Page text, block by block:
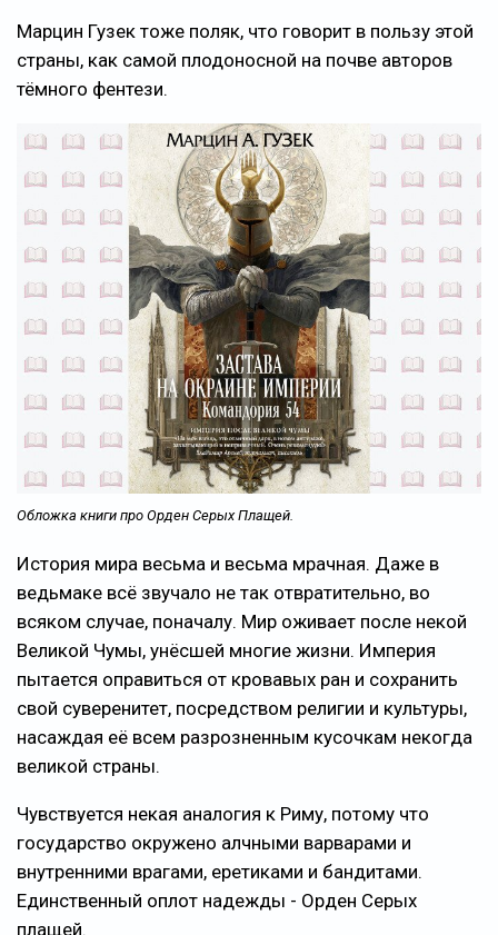
Марцин Гузек тоже поляк, что говорит в пользу этой
страны, как самой плодоносной на почве авторов
тёмного фентези.
Обложка книги про Орден Серых Плащей.
История мира весьма и весьма мрачная. Даже в
ведьмаке всё звучало не так отвратительно, во
всяком случае, поначалу. Мир оживает после некой
Великой Чумы, унёсшей многие жизни. Империя
пытается оправиться от кровавых ран и сохранить
свой суверенитет, посредством религии и культуры,
насаждая её всем разрозненным кусочкам некогда
великой страны.
Чувствуется некая аналогия к Риму, потому что
государство окружено алчными варварами и
внутренними врагами, еретиками и бандитами.
Единственный оплот надежды - Орден Серых
плащей.